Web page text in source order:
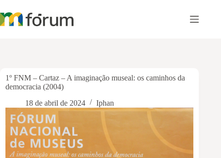
para
o
1º FNM – Cartaz – A imaginação museal: os caminhos da
democracia (2004)
18 de abril de 2024
Iphan